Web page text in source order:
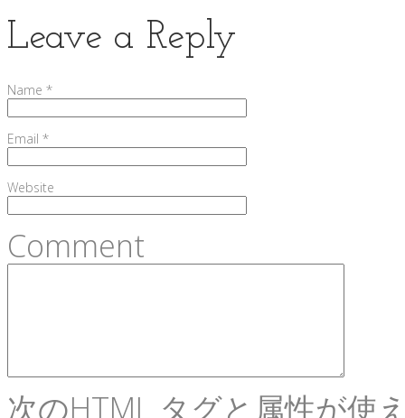
Leave a Reply
Name *
Email *
Website
Comment
次のHTML タグと属性が使